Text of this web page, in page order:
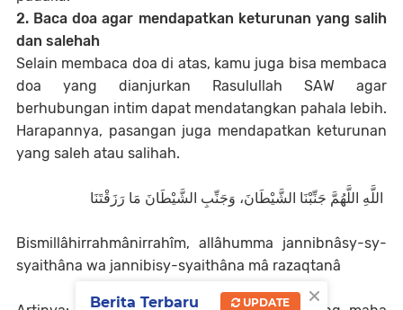
2. Baca doa agar mendapatkan keturunan yang salih
dan salehah
Selain membaca doa di atas, kamu juga bisa membaca
doa yang dianjurkan Rasulullah SAW agar
berhubungan intim dapat mendatangkan pahala lebih.
Harapannya, pasangan juga mendapatkan keturunan
yang saleh atau salihah.
اللَّهِ اللَّهُمَّ جَنِّبْنَا الشَّيْطَانَ، وَجَنِّبِ الشَّيْطَانَ مَا رَزَقْتَنَا
Bismillâhirrahmânirrahîm, allâhumma jannibnâsy-sy-
syaithâna wa jannibisy-syaithâna mâ razaqtanâ
×
Berita Terbaru UPDATE